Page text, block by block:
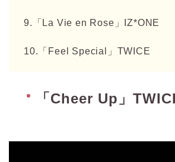
9.「 La Vie en Rose」IZ*ONE
10.「Feel Special」TWICE
「Cheer Up」